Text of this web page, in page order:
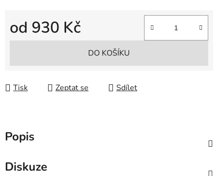
od 930 Kč
Měrná cena:
DO KOŠÍKU
Tisk Zeptat se Sdílet
Popis
Diskuze